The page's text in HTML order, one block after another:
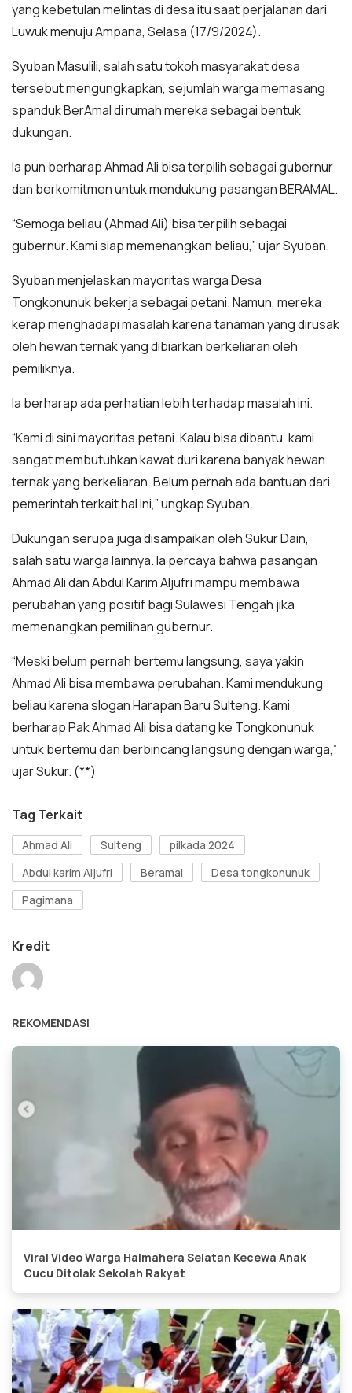
yang kebetulan melintas di desa itu saat perjalanan dari
Luwuk menuju Ampana, Selasa (17/9/2024).
Syuban Masulili, salah satu tokoh masyarakat desa
tersebut mengungkapkan, sejumlah warga memasang
spanduk BerAmal di rumah mereka sebagai bentuk
dukungan.
Ia pun berharap Ahmad Ali bisa terpilih sebagai gubernur
dan berkomitmen untuk mendukung pasangan BERAMAL.
“Semoga beliau (Ahmad Ali) bisa terpilih sebagai
gubernur. Kami siap memenangkan beliau,” ujar Syuban.
Syuban menjelaskan mayoritas warga Desa
Tongkonunuk bekerja sebagai petani. Namun, mereka
kerap menghadapi masalah karena tanaman yang dirusak
oleh hewan ternak yang dibiarkan berkeliaran oleh
pemiliknya.
Ia berharap ada perhatian lebih terhadap masalah ini.
“Kami di sini mayoritas petani. Kalau bisa dibantu, kami
sangat membutuhkan kawat duri karena banyak hewan
ternak yang berkeliaran. Belum pernah ada bantuan dari
pemerintah terkait hal ini,” ungkap Syuban.
Dukungan serupa juga disampaikan oleh Sukur Dain,
salah satu warga lainnya. Ia percaya bahwa pasangan
Ahmad Ali dan Abdul Karim Aljufri mampu membawa
perubahan yang positif bagi Sulawesi Tengah jika
memenangkan pemilihan gubernur.
“Meski belum pernah bertemu langsung, saya yakin
Ahmad Ali bisa membawa perubahan. Kami mendukung
beliau karena slogan Harapan Baru Sulteng. Kami
berharap Pak Ahmad Ali bisa datang ke Tongkonunuk
untuk bertemu dan berbincang langsung dengan warga,”
ujar Sukur. (**)
Tag Terkait
Ahmad Ali Sulteng
pilkada 2024
Abdul karim Aljufri
Beramal
Desa tongkonunuk
Pagimana
Kredit
REKOMENDASI
Viral Video Warga Halmahera Selatan Kecewa Anak
Cucu Ditolak Sekolah Rakyat